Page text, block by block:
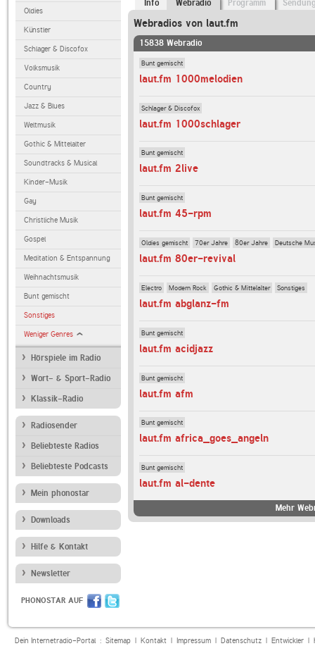
Oldies
Künstler
Schlager & Discofox
Volksmusik
Country
Jazz & Blues
Weltmusik
Gothic & Mittelalter
Soundtracks & Musical
Kinder-Musik
Gay
Christliche Musik
Gospel
Meditation & Entspannung
Weihnachtsmusik
Bunt gemischt
Sonstiges
Weniger Genres
Hörspiele im Radio
Wort- & Sport-Radio
Klassik-Radio
Radiosender
Beliebteste Radios
Beliebteste Podcasts
Mein phonostar
Downloads
Hilfe & Kontakt
Newsletter
PHONOSTAR AUF
Info Webradio Programm
Webradios von laut.fm
15838 Webradio
Bunt gemischt
laut.fm 1000melodien
Schlager & Discofox
laut.fm 1000schlager
Bunt gemischt
laut.fm 2live
Bunt gemischt
laut.fm 45-rpm
Oldies gemischt 70er Jahre 80er Jahre Deutsche
laut.fm 80er-revival
Electro Modern Rock Gothic & Mittelalter Sonstiges
laut.fm abglanz-fm
Bunt gemischt
laut.fm acidjazz
Bunt gemischt
laut.fm afm
Bunt gemischt
laut.fm africa_goes_angeln
Bunt gemischt
laut.fm al-dente
Mehr
Dein Internetradio-Portal : Sitemap| Kontakt| Impressum| Datenschutz| Entwickler|